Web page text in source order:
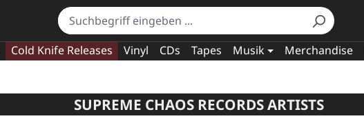
Cold Knife Releases Vinyl CDs Tapes Musik Merchandise
SUPREME CHAOS RECORDS ARTISTS